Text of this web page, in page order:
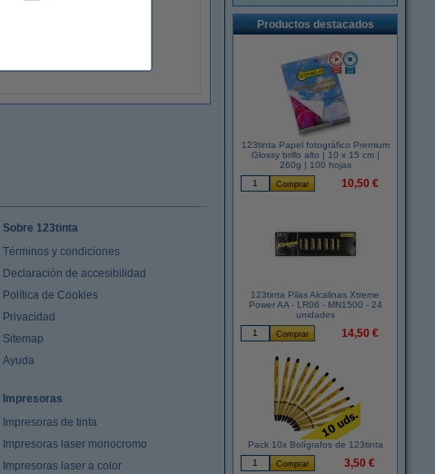
Productos destacados
123tinta Papel fotográfico Premium
Glossy brillo alto | 10 x 15 cm |
260g | 100 hojas
10,50 €
123tinta Pilas Alcalinas Xtreme
Power AA - LR06 - MN1500 - 24
unidades
14,50 €
Pack 10x Bolígrafos de 123tinta
3,50 €
Sobre 123tinta
Términos y condiciones
Declaración de accesibilidad
Política de Cookies
Privacidad
Sitemap
Ayuda
Impresoras
Impresoras de tinta
Impresoras laser monocromo
Impresoras laser a color